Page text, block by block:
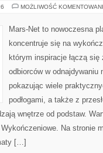
MOŻLIWOŚĆ
Mars-Net to nowoczesna
koncentruje się na
którym inspiracje łączą
odbiorców w odnajdywaniu
pokazując wiele
podłogami, a także z
wnętrze od podstaw.
Na stronie
[…]